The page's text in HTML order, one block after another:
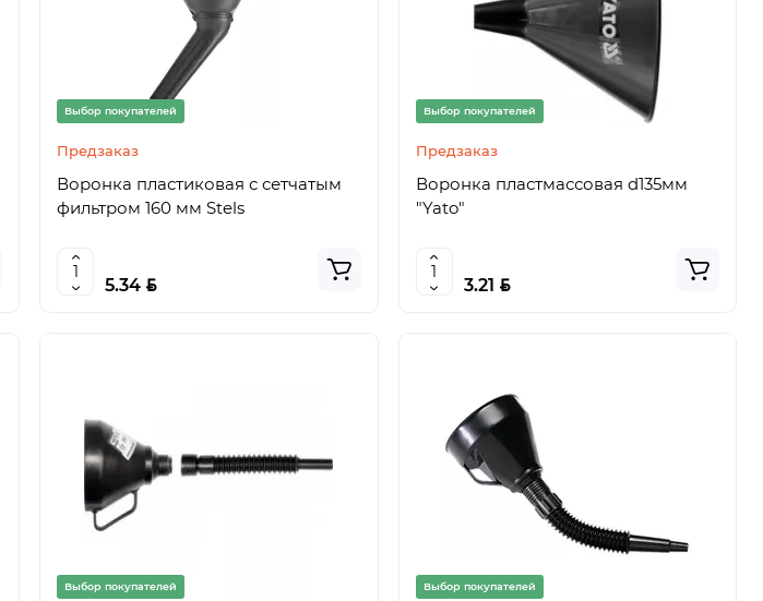
Выбор покупателей
Предзаказ
Воронка пластиковая с сетчатым
фильтром 160 мм Stels
5.34 BYN
Выбор покупателей
Предзаказ
Воронка пластмассовая d135мм
"Yato"
3.21 BYN
Выбор покупателей Выбор покупателей